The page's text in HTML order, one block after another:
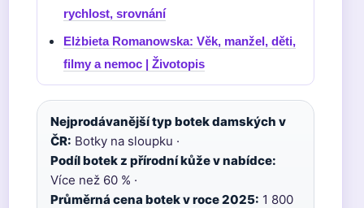
rychlost, srovnání
Elżbieta Romanowska: Věk, manžel, děti,
filmy a nemoc | Životopis
Nejprodávanější typ botek damských v
ČR: Botky na sloupku ·
Podíl botek z přírodní kůže v nabídce:
Více než 60 % ·
Průměrná cena botek v roce 2025: 1 800